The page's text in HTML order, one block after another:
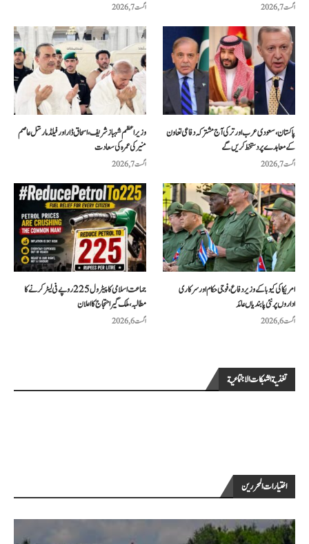
اگست 7, 2026 اگست 7, 2026
وزیراعظم شہباز شریف، اسحاق ڈار اور فیلڈ مارشل عاصم
منیر کی عمرہ کی سعادت
اگست 7, 2026
پاکستان، سعودی عرب اور ترکی آج مشترکہ دفاعی تعاون
کے معاہدے پر دستخط کریں گے
اگست 7, 2026
جماعت اسلامی کا پیٹرول 225 روپے فی لیٹر کرنے کا
مطالبہ، ملک گیر احتجاج کا اعلان
اگست 6, 2026
امریکا کی کیوبا کے وزیر دفاع، فوجی حکام اور سرکاری
اداروں پر نئی پابندیاں عائد
اگست 6, 2026
تغذية الشبكات الاجتماعية
اختيارات المحررين